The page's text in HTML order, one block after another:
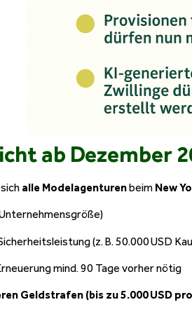
ab Dezember
alle Modelagenturenbeim New
(z. B. 50.000 USD
mind. 90 Tage vorher nötig
Geldstrafen (bis zu 5.000 USD